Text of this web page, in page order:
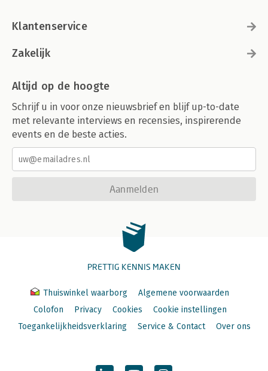
Klantenservice
Zakelijk
Altijd op de hoogte
Schrijf u in voor onze nieuwsbrief en blijf up-to-date
met relevante interviews en recensies, inspirerende
events en de beste acties.
Aanmelden
PRETTIG KENNIS MAKEN
Thuiswinkel waarborg
Algemene voorwaarden
Colofon
Privacy Cookies
Cookie instellingen
Toegankelijkheidsverklaring
Service & Contact Over ons